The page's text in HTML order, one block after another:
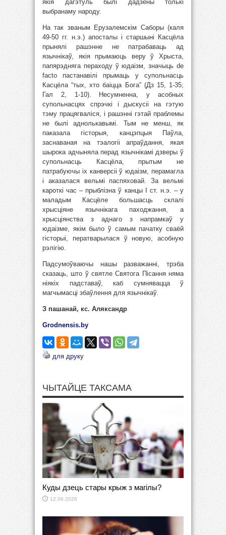
якія дагэтуль былі дадзены толькі
выбранаму народу.
На так званым Ерузалемскім Саборы (каля
49-50 гг. н.э.) апосталы і старшыні Касцёла
прынялі рашэнне не патрабаваць ад
язычнікаў, якія прымаюць веру ў Хрыста,
папярэдняга пераходу ў юдаізм, значыць de
facto пастанавілі прымаць у супольнасць
Касцёла “тых, хто баіцца Бога” (Дз 15, 1-35;
Гал 2, 1-10). Несумненна, у асобных
супольнасцях спрэчкі і дыскусіі на гэтую
тэму працягваліся, і рашэнні гэтай праблемы
не былі аднолькавымі. Тым не менш, як
паказала гісторыя, канцэпцыя Паўла,
заснаваная на тэалогіі апраўдання, якая
шырока адчыняла перад язычнікамі дзверы ў
супольнасць Касцёла, прытым не
патрабуючы іх канверсіі ў юдаізм, перамагла
і аказалася вельмі паспяховай. За вельмі
кароткі час – прыблізна ў канцы І ст. н.э. – у
маладым Касцёле большасць склалі
хрысціяне язычнікага паходжання, а
хрысціянства з аднаго з напрамкаў у
юдаізме, якім было ў самым пачатку сваёй
гісторыі, ператварылася ў новую, асобную
рэлігію.
Падсумоўваючы нашы разважанні, трэба
сказаць, што ў святле Святога Пісання няма
ніякіх падставаў, каб сумнявацца ў
магчымасці збаўлення для язычнікаў.
З пашанай, кс. Аляксандр
Grodnensis.by
для друку
ЧЫТАЙЦЕ ТАКСАМА
Куды дзець стары крыж з магілы?
12.06.2026